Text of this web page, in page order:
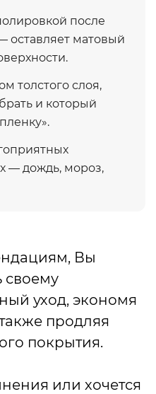
после
оставляет матовый
толстого слоя,
и который
— дождь, мороз,
Вы
своему
уход, экономя
продляя
покрытия.
или хочется